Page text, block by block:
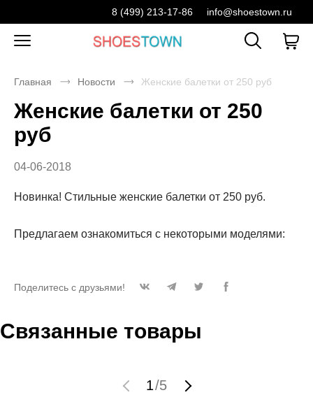
8 (499) 213-17-86 info@shoestown.ru
Главная Новости Женские балетки от 250 руб
Женские балетки от 250
руб
04-06-2018
Новинка! Стильные женские балетки от 250 руб.
Предлагаем ознакомиться с некоторыми моделями:
Поделитесь с друзьями!
Связанные товары
1/5